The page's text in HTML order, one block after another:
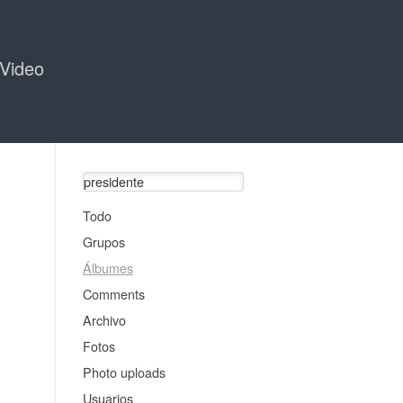
Video
Todo
Grupos
Álbumes
Comments
Archivo
Fotos
Photo uploads
Usuarios